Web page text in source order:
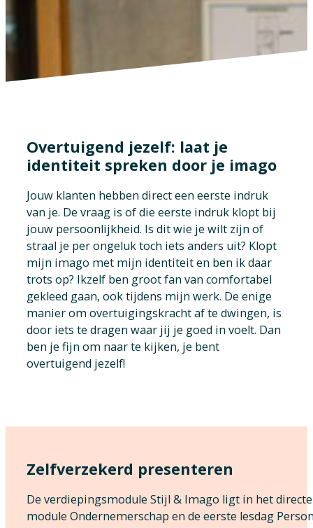
Overtuigend jezelf: laat je
identiteit spreken door je imago
Jouw klanten hebben direct een eerste indruk
van je. De vraag is of die eerste indruk klopt bij
jouw persoonlijkheid. Is dit wie je wilt zijn of
straal je per ongeluk toch iets anders uit? Klopt
mijn imago met mijn identiteit en ben ik daar
trots op? Ikzelf ben groot fan van comfortabel
gekleed gaan, ook tijdens mijn werk. De enige
manier om overtuigingskracht af te dwingen, is
door iets te dragen waar jij je goed in voelt. Dan
ben je fijn om naar te kijken, je bent
overtuigend jezelf!
Zelfverzekerd presenteren
De verdiepingsmodule Stijl & Imago ligt in het
module Ondernemerschap en de eerste lesdag